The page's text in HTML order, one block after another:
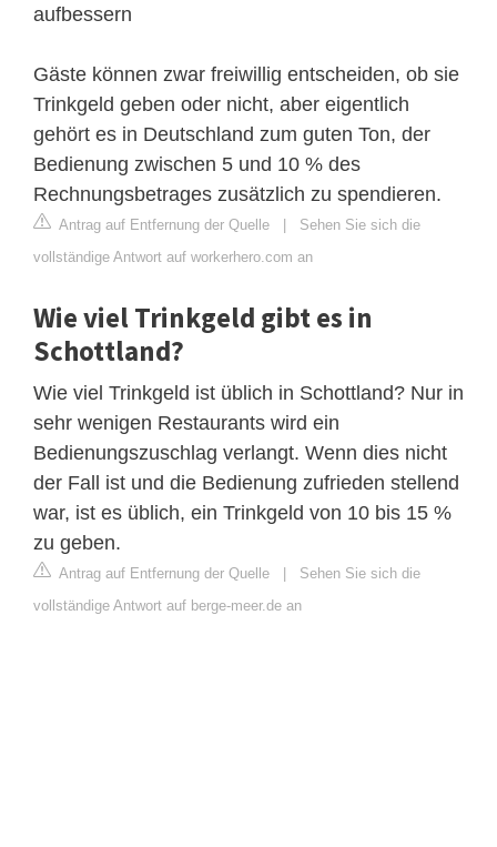
aufbessern
Gäste können zwar freiwillig entscheiden, ob sie
Trinkgeld geben oder nicht, aber eigentlich
gehört es in Deutschland zum guten Ton, der
Bedienung zwischen 5 und 10 % des
Rechnungsbetrages zusätzlich zu spendieren.
Antrag auf Entfernung der Quelle | Sehen Sie sich die
vollständige Antwort auf workerhero.com an
Wie viel Trinkgeld gibt es in
Schottland?
Wie viel Trinkgeld ist üblich in Schottland? Nur in
sehr wenigen Restaurants wird ein
Bedienungszuschlag verlangt. Wenn dies nicht
der Fall ist und die Bedienung zufrieden stellend
war, ist es üblich, ein Trinkgeld von 10 bis 15 %
zu geben.
Antrag auf Entfernung der Quelle | Sehen Sie sich die
vollständige Antwort auf berge-meer.de an